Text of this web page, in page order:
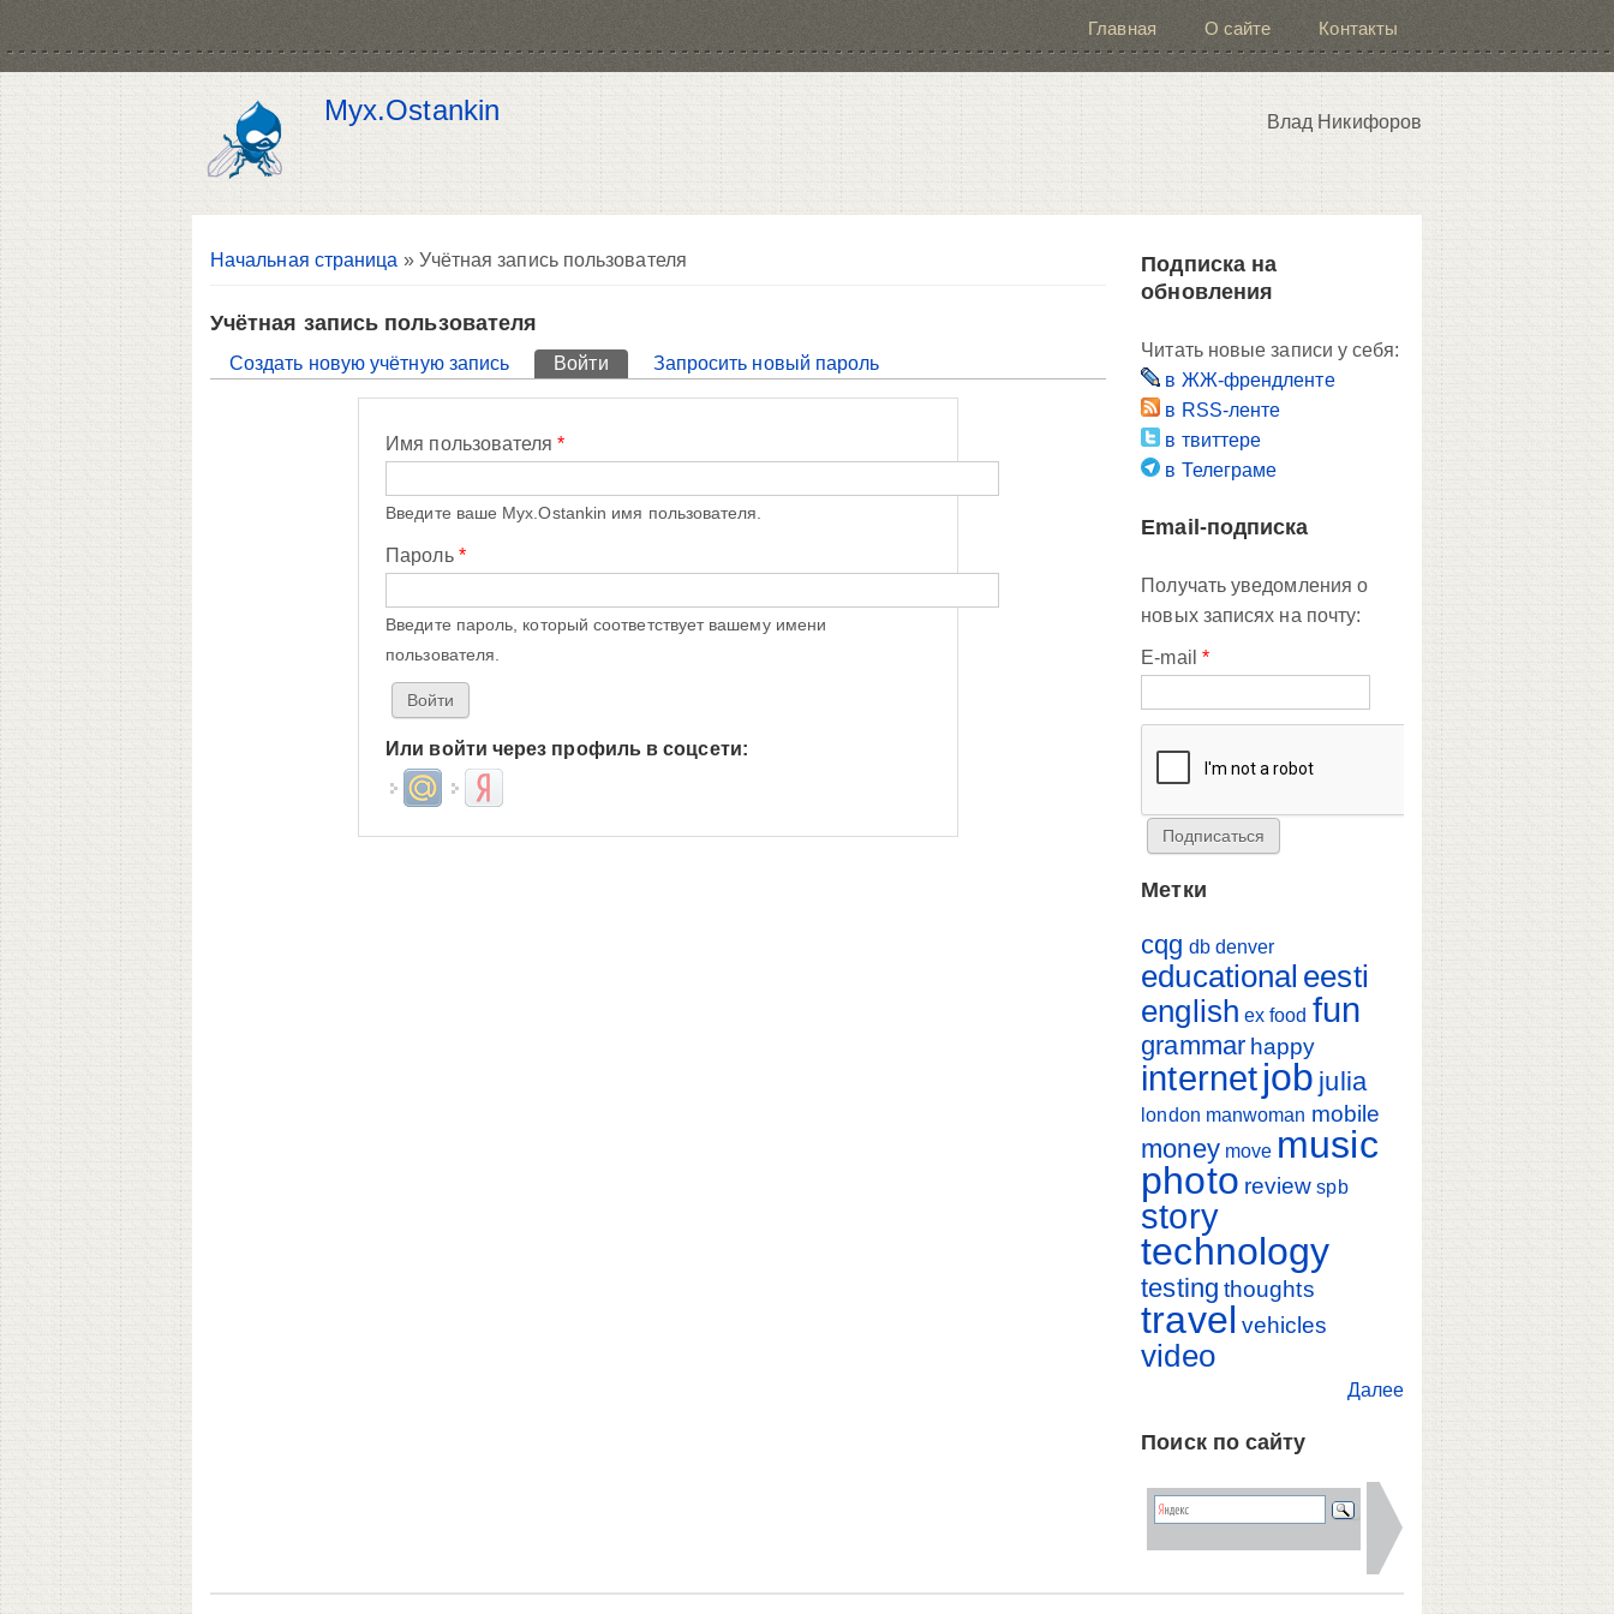
Главная О сайте Контакты
Myx.Ostankin Влад Никифоров
Вы здесь
Начальная страница » Учётная запись пользователя
Учётная запись пользователя
Главные вкладки
Создать новую учётную запись Войти (активная вкладка)
Запросить новый пароль
Имя пользователя*
Введите ваше Myx.Ostankin имя пользователя.
Пароль *
Введите пароль, который соответствует вашему имени
пользователя.
Или войти через профиль в соцсети:
Login with Mail.ruLogin with Яндекс
Подписка на
обновления
Читать новые записи у себя:
в ЖЖ-френдленте
в RSS-ленте
в твиттере
в Телеграме
Email-подписка
Получать уведомления о
новых записях на почту:
E-mail *
Метки
cqg db denver
educational eesti
english ex food fun
grammar happy
internetjob julia
london manwoman mobile
money move music
photo review spb
story
technology
testing thoughts
travel vehicles
video
Далее
Поиск по сайту